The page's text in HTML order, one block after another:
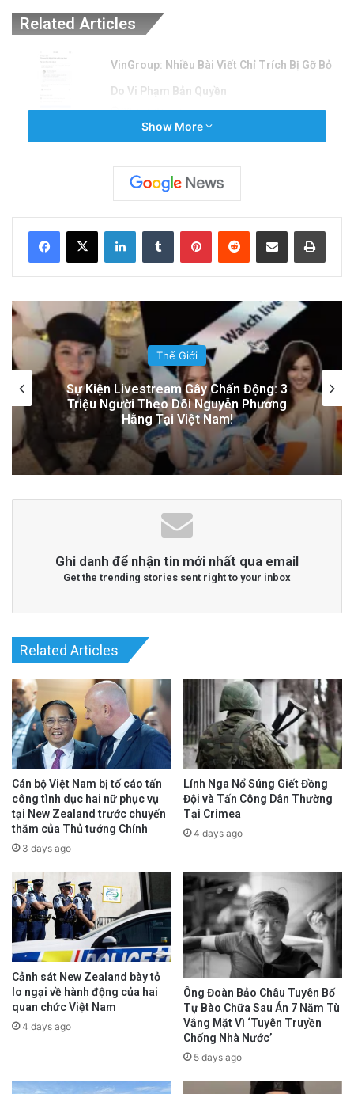
Related Articles
VinGroup: Nhiều Bài Viết Chỉ Trích Bị Gỡ Bỏ
Do Vi Phạm Bản Quyền
20 minutes ago
Hollywood Đang Đón Nhận Tình Dục Một
Cách Mạnh Mẽ?
14 hours ago
Đọc thêmRead More
Show More
LinkedInTumblr PinterestReddit Share via Email Print
Bình Luận
Sự Nóng Bỏng Của Chính Quyền Trong
Việc Giải Quyết Vụ Sư Minh Tuệ: Nguyên
Nhân Và Hệ Lụy
Ghi danh để nhận tin mới nhất qua email
Get the trending stories sent right to your inbox
Related Articles
Cán bộ Việt Nam bị tố cáo tấn
công tình dục hai nữ phục vụ
tại New Zealand trước chuyến
thăm của Thủ tướng Chính
3 days ago
Lính Nga Nổ Súng Giết Đồng
Đội và Tấn Công Dân Thường
Tại Crimea
4 days ago
Cảnh sát New Zealand bày tỏ
lo ngại về hành động của hai
quan chức Việt Nam
4 days ago
Ông Đoàn Bảo Châu Tuyên Bố
Tự Bào Chữa Sau Án 7 Năm Tù
Vắng Mặt Vì ‘Tuyên Truyền
Chống Nhà Nước’
5 days ago